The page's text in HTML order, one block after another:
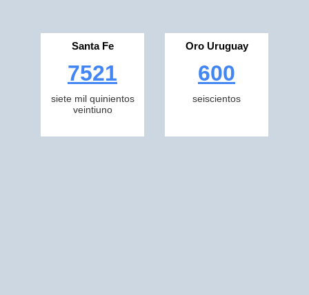
Santa Fe
7521
siete mil quinientos
veintiuno
Oro Uruguay
600
seiscientos